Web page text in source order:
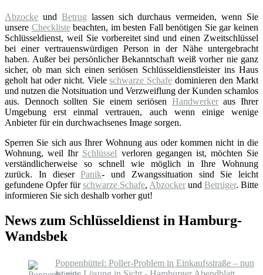
Abzocke und Betrug lassen sich durchaus vermeiden, wenn Sie
unsere Checklistebeachten, im besten Fall benötigen Sie gar keinen
Schlüsseldienst, weil Sie vorbereitet sind und einen Zweitschlüssel
bei einer vertrauenswürdigen Person in der Nähe untergebracht
haben. Außer bei persönlicher Bekanntschaft weiß vorher nie ganz
sicher, ob man sich einen seriösen Schlüsseldienstleister ins Haus
geholt hat oder nicht. Vieleschwarze Schafe dominieren den Markt
und nutzen die Notsituation und Verzweiflung der Kunden schamlos
aus. Dennoch sollten Sie einem seriösen Handwerkeraus Ihrer
Umgebung erst einmal vertrauen, auch wenn einige wenige
Anbieter für ein durchwachsenes Image sorgen.
Sperren Sie sich aus Ihrer Wohnung aus oder kommen nicht in die
Wohnung, weil Ihr Schlüssel verloren gegangen ist, möchten Sie
verständlicherweise so schnell wie möglich in Ihre Wohnung
zurück. In dieserPanik- und Zwangssituation sind Sie leicht
gefundene Opfer fürschwarze Schafe, Abzocker und Betrüger. Bitte
informieren Sie sich deshalb vorher gut!
News zum Schlüsseldienst in Hamburg-
Wandsbek
Poppenbüttel: Poller-Problem in Einkaufsstraße – nun